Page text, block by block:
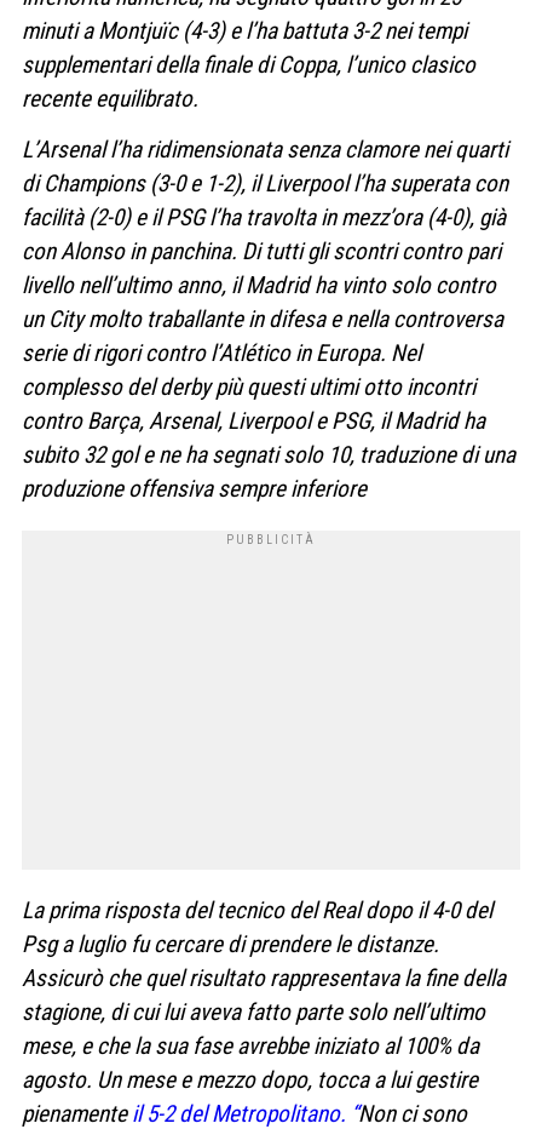
minuti a Montjuïc (4-3) e l’ha battuta 3-2 nei tempi
supplementari della finale di Coppa, l’unico clasico
recente equilibrato.
L’Arsenal l’ha ridimensionata senza clamore nei quarti
di Champions (3-0 e 1-2), il Liverpool l’ha superata con
facilità (2-0) e il PSG l’ha travolta in mezz’ora (4-0), già
con Alonso in panchina. Di tutti gli scontri contro pari
livello nell’ultimo anno, il Madrid ha vinto solo contro
un City molto traballante in difesa e nella controversa
serie di rigori contro l’Atlético in Europa. Nel
complesso del derby più questi ultimi otto incontri
contro Barça, Arsenal, Liverpool e PSG, il Madrid ha
subito 32 gol e ne ha segnati solo 10, traduzione di una
produzione offensiva sempre inferiore
La prima risposta del tecnico del Real dopo il 4-0 del
Psg a luglio fu cercare di prendere le distanze.
Assicurò che quel risultato rappresentava la fine della
stagione, di cui lui aveva fatto parte solo nell’ultimo
mese, e che la sua fase avrebbe iniziato al 100% da
agosto. Un mese e mezzo dopo, tocca a lui gestire
pienamenteil 5-2 del Metropolitano. “Non ci sono